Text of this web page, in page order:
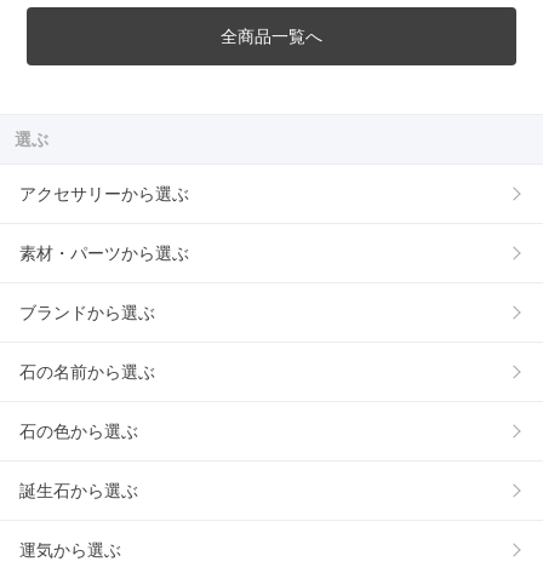
全商品一覧へ
選ぶ
アクセサリーから選ぶ
素材・パーツから選ぶ
ブランドから選ぶ
石の名前から選ぶ
石の色から選ぶ
誕生石から選ぶ
運気から選ぶ